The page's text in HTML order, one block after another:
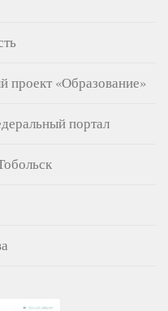
проект «Образование»
портал